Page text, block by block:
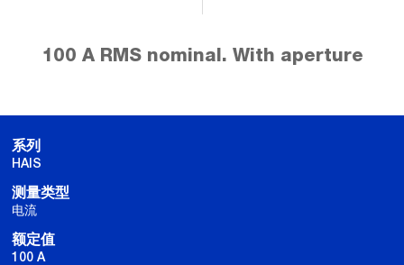
100 A RMS nominal. With aperture
系列
HAIS
测量类型
电流
额定值
100 A